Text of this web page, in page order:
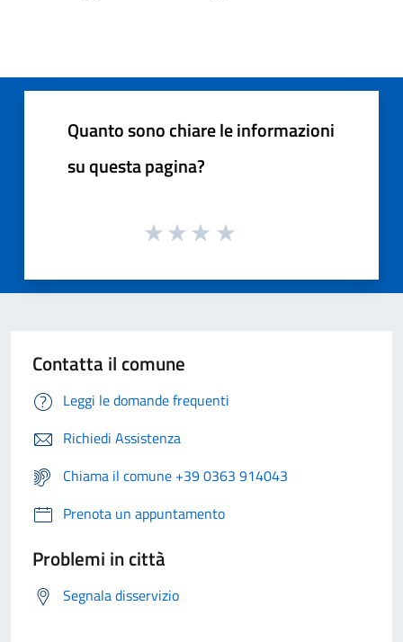
Quanto sono chiare le informazioni
su questa pagina?
Contatta il comune
Leggi le domande frequenti
Richiedi Assistenza
Chiama il comune +39 0363 914043
Prenota un appuntamento
Problemi in città
Segnala disservizio